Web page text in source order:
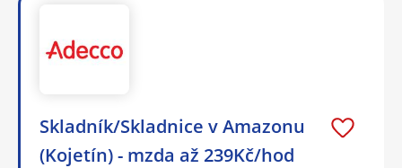
Skladník/Skladnice v Amazonu
(Kojetín) - mzda až 239Kč/hod